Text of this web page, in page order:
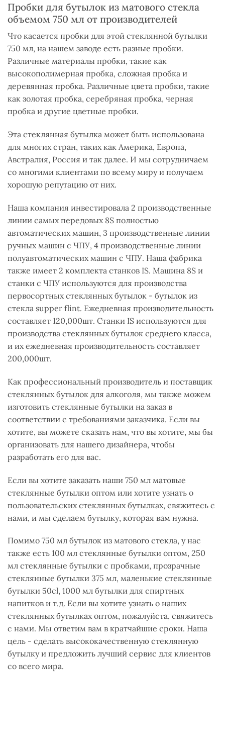
Пробки для бутылок из матового стекла
объемом 750 мл от производителей
Что касается пробки для этой стеклянной бутылки
750 мл, на нашем заводе есть разные пробки.
Различные материалы пробки, такие как
высокополимерная пробка, сложная пробка и
деревянная пробка. Различные цвета пробки, такие
как золотая пробка, серебряная пробка, черная
пробка и другие цветные пробки.
Эта стеклянная бутылка может быть использована
для многих стран, таких как Америка, Европа,
Австралия, Россия и так далее. И мы сотрудничаем
со многими клиентами по всему миру и получаем
хорошую репутацию от них.
Наша компания инвестировала 2 производственные
линии самых передовых 8S полностью
автоматических машин, 3 производственные линии
ручных машин с ЧПУ, 4 производственные линии
полуавтоматических машин с ЧПУ. Наша фабрика
также имеет 2 комплекта станков IS. Машина 8S и
станки с ЧПУ используются для производства
первосортных стеклянных бутылок - бутылок из
стекла supper flint. Ежедневная производительность
составляет 120,000шт. Станки IS используются для
производства стеклянных бутылок среднего класса,
и их ежедневная производительность составляет
200,000шт.
Как профессиональный производитель и поставщик
стеклянных бутылок для алкоголя, мы также можем
изготовить стеклянные бутылки на заказ в
соответствии с требованиями заказчика. Если вы
хотите, вы можете сказать нам, что вы хотите, мы бы
организовать для нашего дизайнера, чтобы
разработать его для вас.
Если вы хотите заказать наши 750 мл матовые
стеклянные бутылки оптом или хотите узнать о
пользовательских стеклянных бутылках, свяжитесь с
нами, и мы сделаем бутылку, которая вам нужна.
Помимо 750 мл бутылок из матового стекла, у нас
также есть 100 мл стеклянные бутылки оптом, 250
мл стеклянные бутылки с пробками, прозрачные
стеклянные бутылки 375 мл, маленькие стеклянные
бутылки 50cl, 1000 мл бутылки для спиртных
напитков и т.д. Если вы хотите узнать о наших
стеклянных бутылках оптом, пожалуйста, свяжитесь
с нами. Мы ответим вам в кратчайшие сроки. Наша
цель - сделать высококачественную стеклянную
бутылку и предложить лучший сервис для клиентов
со всего мира.